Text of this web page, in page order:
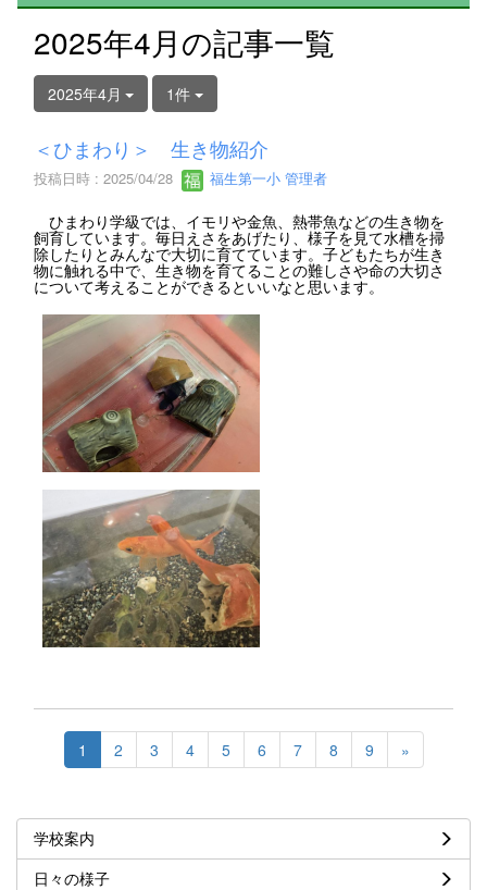
2025年4月の記事一覧
2025年4月 1件
＜ひまわり＞ 生き物紹介
投稿日時 : 2025/04/28 福生第一小 管理者
ひまわり学級では、イモリや金魚、熱帯魚などの生き物を
飼育しています。毎日えさをあげたり、様子を見て水槽を掃
除したりとみんなで大切に育てています。子どもたちが生き
物に触れる中で、生き物を育てることの難しさや命の大切さ
について考えることができるといいなと思います。
1 2 3 4 5 6 7 8 9 »
学校案内
日々の様子